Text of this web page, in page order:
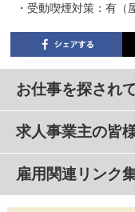
お仕事を探され
求人事業主の皆
雇用関連リンク
・受動喫煙対策：有（